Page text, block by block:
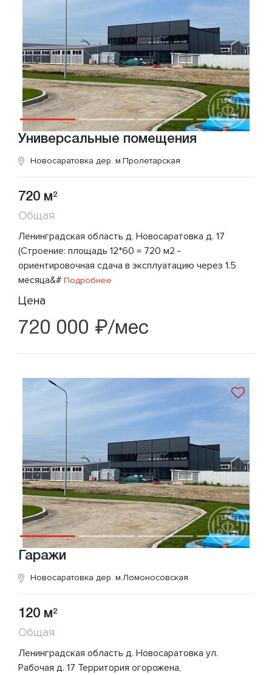
Универсальные помещения
Новосаратовка дер. м.Пролетарская
720 м2
Общая
Ленинградская область д. Новосаратовка д. 17
(Строение: площадь 12*60 = 720 м2 -
ориентировочная сдача в эксплуатацию через 1.5
месяца&# Подробнее
Цена
720 000 ₽/мес
Гаражи
Новосаратовка дер. м.Ломоносовская
120 м2
Общая
Ленинградская область д. Новосаратовка ул.
Рабочая д. 17 Территория огорожена,